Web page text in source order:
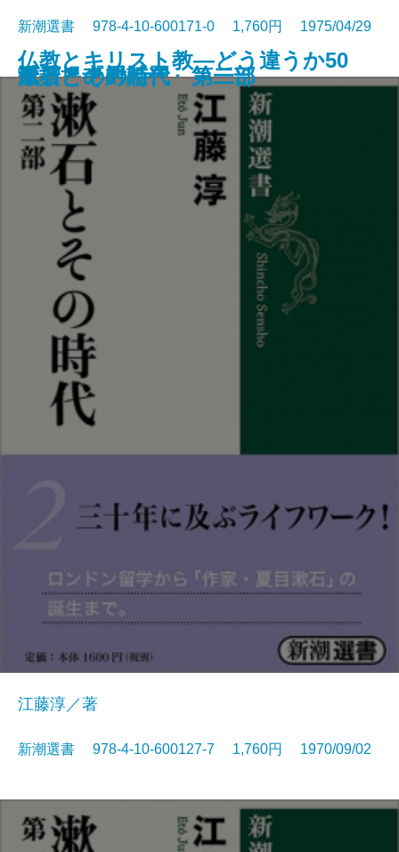
仏教とキリスト教―どう違うか50
のQ＆A―
謎とき『罪と罰』
唐招提寺への道
新潮選書 978-4-10-600171-0 1,760円 1975/04/29
漱石とその時代 第二部
江藤淳／著
新潮選書 978-4-10-600127-7 1,760円 1970/09/02
漱石とその時代 第一部
風景との対話